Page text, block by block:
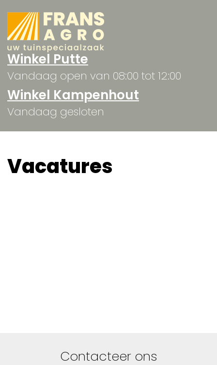
Winkel Putte
Vandaag open van 08:00 tot 12:00
Winkel Kampenhout
Vandaag gesloten
Vacatures
Contacteer ons